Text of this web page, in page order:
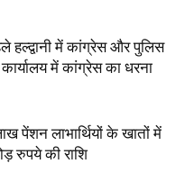
हल्द्वानी में कांग्रेस और पुलिस
में कांग्रेस का धरना
पेंशन लाभार्थियों के खातों में
रुपये की राशि